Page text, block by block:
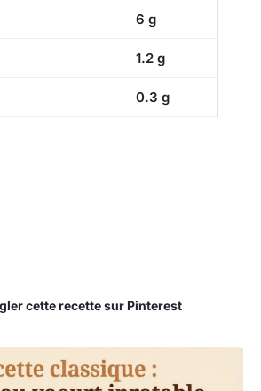
6 g
1.2 g
0.3 g
cette recette sur Pinterest